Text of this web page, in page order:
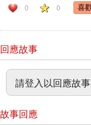
0 0
回應故事
請登入以回應故事
故事回應